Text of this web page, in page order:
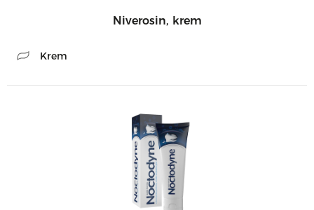
Niverosin, krem
Krem